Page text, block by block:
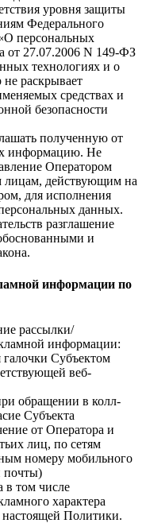
уровня защиты
Федерального
персональных
от 27.07.2006 N 149-ФЗ
технологиях и о
раскрывает
средствах и
безопасности
полученную от
информацию. Не
Оператором
лицам, действующим на
для исполнения
данных.
разглашение
и
информации по
рассылки/
информации:
галочки Субъектом
веб-
обращении в колл-
Субъекта
от Оператора и
лиц, по сетям
номеру мобильного
почты)
том числе
характера
Политики.